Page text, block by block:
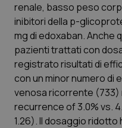
Umbria
Valle D’Aosta
Veneto
Oftalmologia
Oncoematologia
Oncologia &
renale, basso peso
inibitori della p-
mg di edoxaban. Anche
pazienti trattati con
registrato risultati di
con un minor numero di
venosa ricorrente (733)
recurrence of 3.0% vs.
1.26). Il dosaggio